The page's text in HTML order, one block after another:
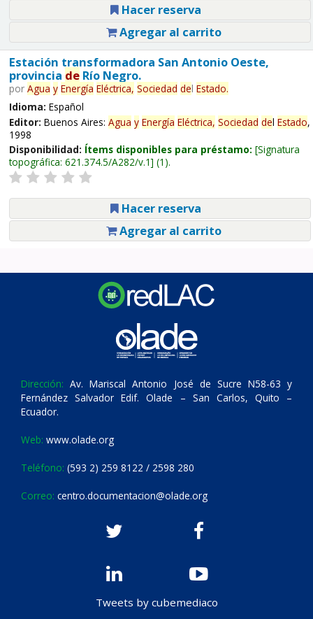
Hacer reserva
Agregar al carrito
Estación transformadora San Antonio Oeste,
provincia deRío Negro.
por Agua y Energía Eléctrica, Sociedad del Estado.
Idioma: Español
Editor: Buenos Aires: Agua y Energía Eléctrica, Sociedad del Estado,
1998
Disponibilidad: Ítems disponibles para préstamo: Signatura
topográfica: 621.374.5/A282/v.1 (1).
Hacer reserva
Agregar al carrito
Dirección: Av. Mariscal Antonio José de Sucre N58-63 y
Fernández Salvador Edif. Olade – San Carlos, Quito –
Ecuador.
Web: www.olade.org
Teléfono: (593 2) 259 8122 / 2598 280
Correo: centro.documentacion@olade.org
Tweets by cubemediaco